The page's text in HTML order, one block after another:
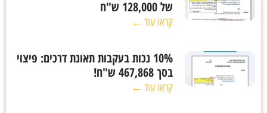
של 128,000 ש"ח
קראו עוד ←
10% נכות בעקבות תאונת דרכים: פיצוי
בסך 467,868 ש"ח!
קראו עוד ←